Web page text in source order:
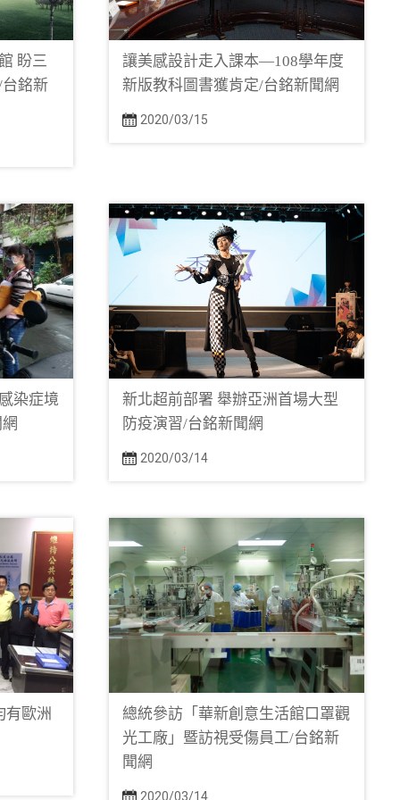
盼三
銘新
讓美感設計走入課本—108學年度
新版教科圖書獲肯定/台銘新聞網
2020/03/15
染症境
新北超前部署 舉辦亞洲首場大型
防疫演習/台銘新聞網
2020/03/14
有歐洲
總統參訪「華新創意生活館口罩觀
光工廠」暨訪視受傷員工/台銘新
聞網
2020/03/14